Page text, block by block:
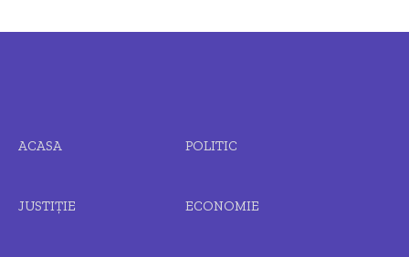
ACASA POLITIC
JUSTIȚIE ECONOMIE